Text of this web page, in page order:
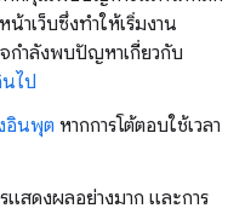
าเว็บซึ่งทำให้เริ่มงาน
กำลังพบปัญหาเกี่ยวกับ
นไป
อินพุต หากการโต้ตอบใช้เวลา
สดงผลอย่างมาก และการ